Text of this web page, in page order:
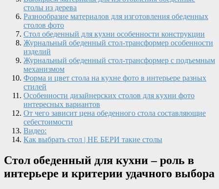
столы из дерева
Разнообразие материалов для изготовления обеденных
столов фото
Стол обеденный для кухни особенности конструкции
Журнальный обеденный стол-трансформер особенности
изделий
Журнальный обеденный стол-трансформер с подъемным
механизмом
Форма и цвет стола на кухне фото в интерьере разных
стилей
Особенности дизайнерских столов для кухни фото
интересных вариантов
От чего зависит цена обеденного стола составляющие
себестоимости
Видео:
Как выбрать стол | НЕ БЕРИ такие столы
Стол обеденный для кухни – роль в
интерьере и критерии удачного выбора